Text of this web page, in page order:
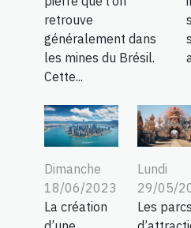
retrouve
généralement dans
les mines du Brésil.
Cette...
Dimanche
18/06/2023
La création
Lundi
29/05/
Les parcs